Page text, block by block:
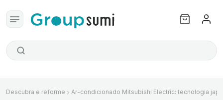
Descubra e reforme Ar-condicionado Mitsubishi Electric: tecnologia